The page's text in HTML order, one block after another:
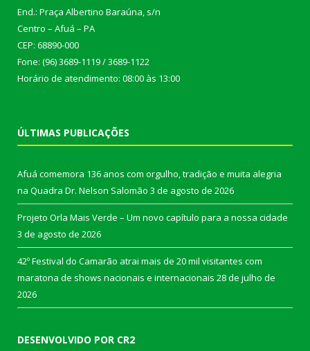
End.: Praça Albertino Baraúna, s/n
Centro – Afuá – PA
CEP: 68890-000
Fone: (96) 3689-1119 / 3689-1122
Horário de atendimento: 08:00 às 13:00
ÚLTIMAS PUBLICAÇÕES
Afuá comemora 136 anos com orgulho, tradição e muita alegria
na Quadra Dr. Nelson Salomão 3 de agosto de 2026
Projeto Orla Mais Verde – Um novo capítulo para a nossa cidade
3 de agosto de 2026
42º Festival do Camarão atrai mais de 20 mil visitantes com
maratona de shows nacionais e internacionais 28 de julho de
2026
DESENVOLVIDO POR CR2